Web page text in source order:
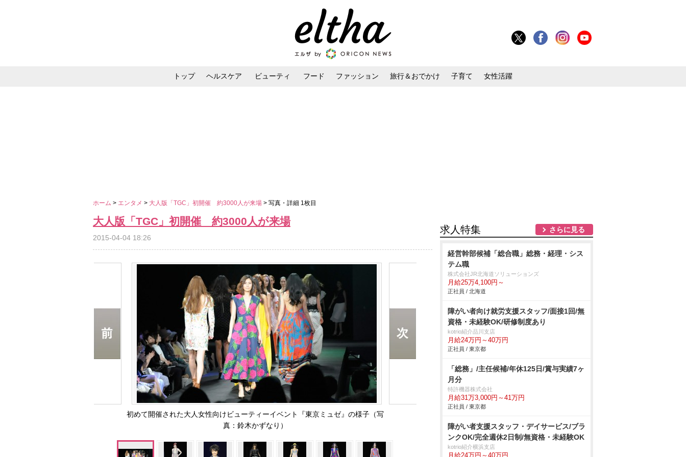
トップ ヘルスケア ビューティ フード ファッション 旅行＆おでかけ 子育て 女性活躍
ホーム > エンタメ > 大人版「TGC」初開催 約3000人が来場 > 写真・詳細 1枚目
大人版「TGC」初開催 約3000人が来場
2015-04-04 18:26
初めて開催された大人女性向けビューティーイベント『東京ミュゼ』の様子（写
真：鈴木かずなり）
求人特集 さらに見る
経営幹部候補「総合職」総務・経理・シス
テム職
株式会社JR北海道ソリューションズ
月給25万4,100円～
正社員 / 北海道
障がい者向け就労支援スタッフ/面接1回/無
資格・未経験OK/研修制度あり
kotrio紹介品川支店
月給24万円～40万円
正社員 / 東京都
「総務」/主任候補/年休125日/賞与実績7ヶ
月分
特許機器株式会社
月給31万3,000円～41万円
正社員 / 東京都
障がい者支援スタッフ・デイサービス/ブラ
ンクOK/完全週休2日制/無資格・未経験OK
kotrio紹介横浜支店
月給24万円～40万円